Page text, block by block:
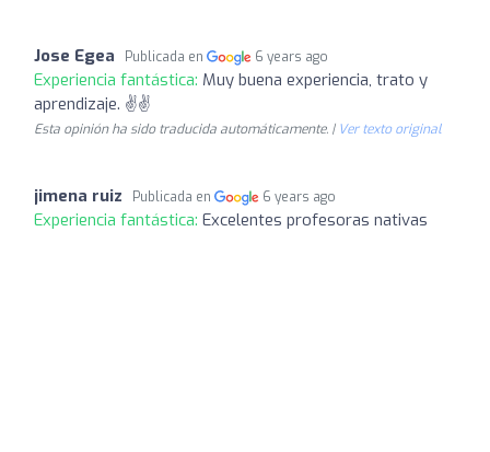
Jose Egea Publicada en 6 years ago
Experiencia fantástica: Muy buena experiencia, trato y
aprendizaje. ✌✌
Esta opinión ha sido traducida automáticamente. | Ver texto original
jimena ruiz Publicada en 6 years ago
Experiencia fantástica: Excelentes profesoras nativas